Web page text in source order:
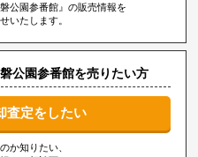
公園参番館』の販売情報を
いたします。
公園参番館を売りたい方
査定をしたい
か知りたい、